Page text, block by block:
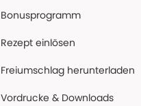
Bonusprogramm
Rezept einlösen
Freiumschlag herunterladen
Vordrucke & Downloads